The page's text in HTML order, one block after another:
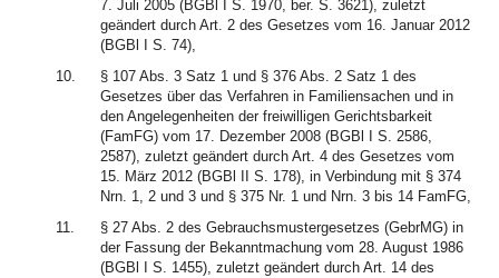
7. Juli 2005 (BGBl I S. 1970, ber. S. 3621), zuletzt
geändert durch Art. 2 des Gesetzes vom 16. Januar 2012
(BGBl I S. 74),
10.
§ 107 Abs. 3 Satz 1 und § 376 Abs. 2 Satz 1 des
Gesetzes über das Verfahren in Familiensachen und in
den Angelegenheiten der freiwilligen Gerichtsbarkeit
(FamFG) vom 17. Dezember 2008 (BGBl I S. 2586,
2587), zuletzt geändert durch Art. 4 des Gesetzes vom
15. März 2012 (BGBl II S. 178), in Verbindung mit § 374
Nrn. 1, 2 und 3 und § 375 Nr. 1 und Nrn. 3 bis 14 FamFG,
11.
§ 27 Abs. 2 des Gebrauchsmustergesetzes (GebrMG) in
der Fassung der Bekanntmachung vom 28. August 1986
(BGBl I S. 1455), zuletzt geändert durch Art. 14 des